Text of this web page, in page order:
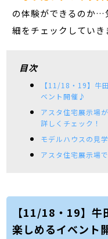
の体験ができるのか…
細をチェックしていき
目次
【11/18・19】牛
ベント開催♪
アスタ住宅展示場
詳しくチェック！
モデルハウスの見
アスタ住宅展示場
【11/18・19】牛
楽しめるイベント